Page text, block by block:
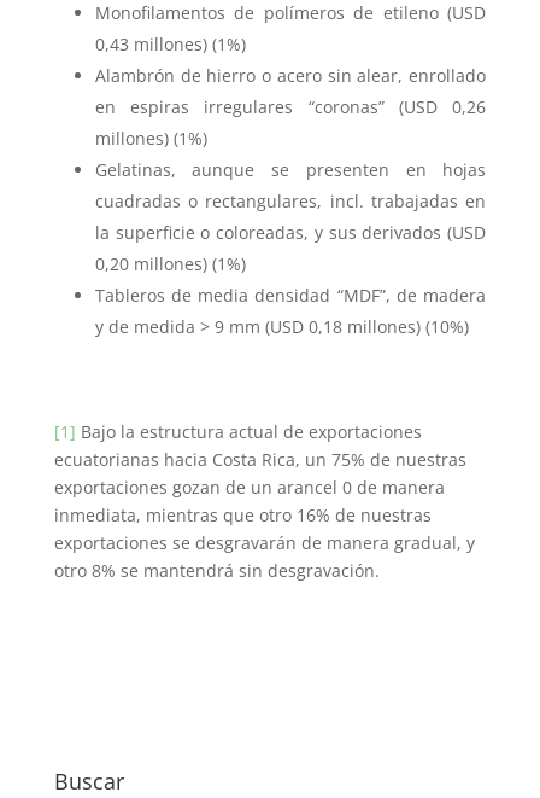
Monofilamentos de polímeros de etileno (USD
0,43 millones) (1%)
Alambrón de hierro o acero sin alear, enrollado
en espiras irregulares “coronas” (USD 0,26
millones) (1%)
Gelatinas, aunque se presenten en hojas
cuadradas o rectangulares, incl. trabajadas en
la superficie o coloreadas, y sus derivados (USD
0,20 millones) (1%)
Tableros de media densidad “MDF”, de madera
y de medida > 9 mm (USD 0,18 millones) (10%)
[1] Bajo la estructura actual de exportaciones
ecuatorianas hacia Costa Rica, un 75% de nuestras
exportaciones gozan de un arancel 0 de manera
inmediata, mientras que otro 16% de nuestras
exportaciones se desgravarán de manera gradual, y
otro 8% se mantendrá sin desgravación.
Buscar